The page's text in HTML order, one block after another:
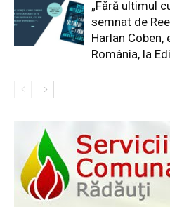
„Fără ultimul
semnat de
Harlan
România, la